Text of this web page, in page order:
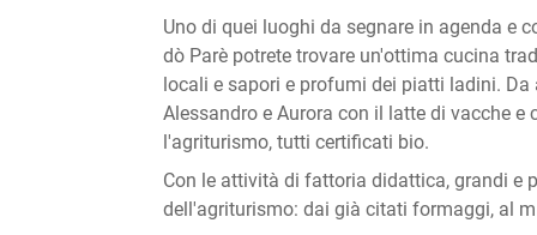
Uno di quei luoghi da segnare in agenda e
dò Parè potrete trovare un'ottima cucina
locali e sapori e profumi dei piatti ladini.
Alessandro e Aurora con il latte di vacche
l'agriturismo, tutti certificati bio.
Con le attività di fattoria didattica, grandi e
dell'agriturismo: dai già citati formaggi, al